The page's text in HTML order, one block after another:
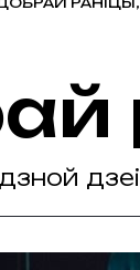
дзеі